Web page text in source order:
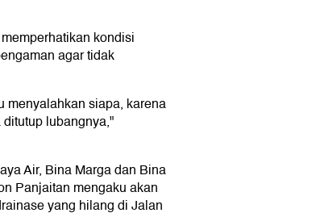
kondisi
agar tidak
menyalahkan siapa, karena
lubangnya,"
Air, Bina Marga dan Bina
Panjaitan mengaku akan
yang hilang di Jalan